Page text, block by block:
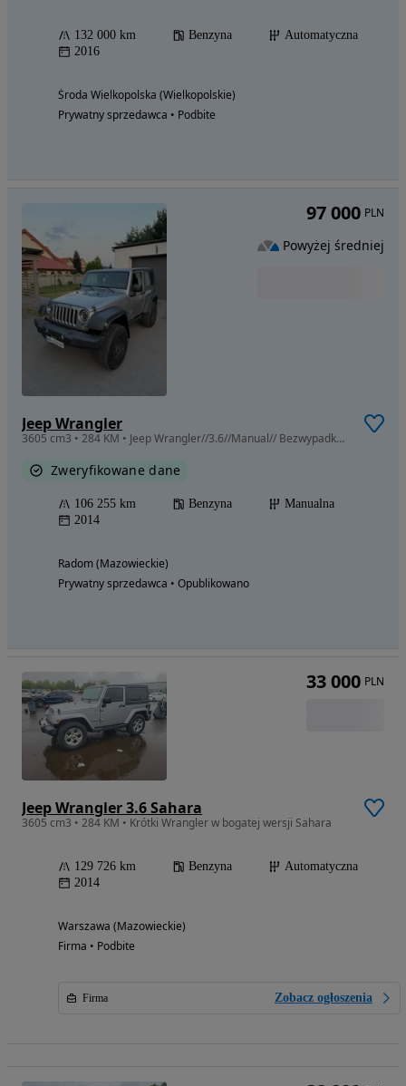
132 000 km Benzyna
Automatyczna
2016
Środa Wielkopolska (Wielkopolskie)
Prywatny sprzedawca • Podbite
Jeep Wrangler
3605 cm3 • 284 KM • Jeep Wrangler//3.6//Manual// Bezwypadkowy//F.Vat
Zweryfikowane dane
106 255 km Benzyna
Manualna
2014
Radom (Mazowieckie)
Prywatny sprzedawca • Opublikowano
97 000 PLN
Powyżej średniej
Jeep Wrangler 3.6 Sahara
3605 cm3 • 284 KM • Krótki Wrangler w bogatej wersji Sahara
129 726 km Benzyna
Automatyczna
2014
Warszawa (Mazowieckie)
Firma • Podbite
Firma Zobacz ogłoszenia
33 000 PLN